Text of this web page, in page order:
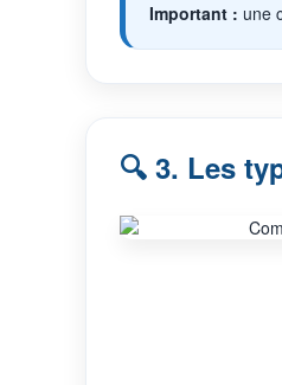
Important : une
🔍 3. Les